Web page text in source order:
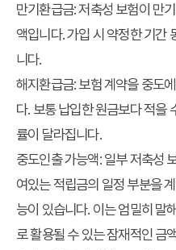
만기환급금: 저축성 보험이 만
액입니다. 가입 시 약정한 기간
니다.
해지환급금: 보험 계약을 중도
다. 보통 납입한 원금보다 적을
률이 달라집니다.
중도인출 가능액: 일부 저축성
여있는 적립금의 일정 부분을
능이 있습니다. 이는 엄밀히 말
로 활용될 수 있는 잠재적인 금